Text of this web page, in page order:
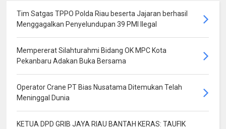
Tim Satgas TPPO Polda Riau beserta Jajaran berhasil
Menggagalkan Penyelundupan 39 PMI Ilegal
Mempererat Silahturahmi Bidang OK MPC Kota
Pekanbaru Adakan Buka Bersama
Operator Crane PT Bias Nusatama Ditemukan Telah
Meninggal Dunia
KETUA DPD GRIB JAYA RIAU BANTAH KERAS: TAUFIK